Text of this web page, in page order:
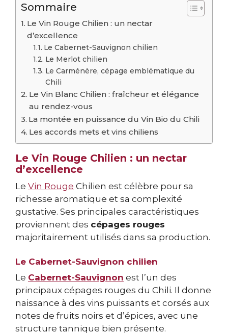
Sommaire
Le Vin Rouge Chilien : un nectar
d’excellence
Le Cabernet-Sauvignon chilien
Le Merlot chilien
Le Carménère, cépage emblématique du
Chili
Le Vin Blanc Chilien : fraîcheur et élégance
au rendez-vous
La montée en puissance du Vin Bio du Chili
Les accords mets et vins chiliens
Le Vin Rouge Chilien : un nectar
d’excellence
Le Vin Rouge Chilien est célèbre pour sa
richesse aromatique et sa complexité
gustative. Ses principales caractéristiques
proviennent des cépages rouges
majoritairement utilisés dans sa production.
Le Cabernet-Sauvignon chilien
Le Cabernet-Sauvignon est l’un des
principaux cépages rouges du Chili. Il donne
naissance à des vins puissants et corsés aux
notes de fruits noirs et d’épices, avec une
structure tannique bien présente.